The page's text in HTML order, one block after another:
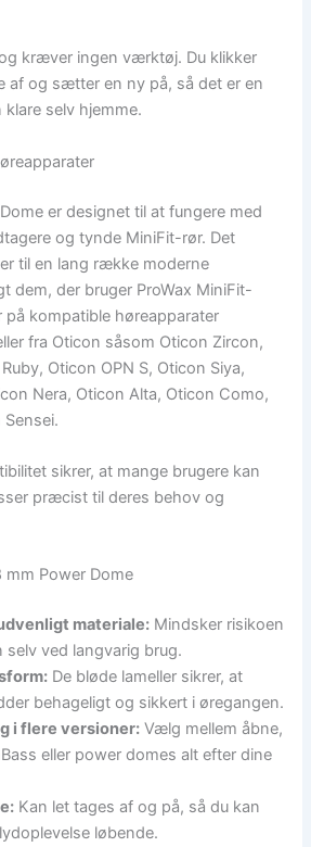
kræver ingen værktøj. Du klikker
af og sætter en ny på, så det er en
selv hjemme.
er designet til at fungere med
og tynde MiniFit-rør. Det
til en lang række moderne
dem, der bruger ProWax MiniFit-
på kompatible høreapparater
fra Oticon såsom Oticon Zircon,
Oticon OPN S, Oticon Siya,
Nera, Oticon Alta, Oticon Como,
sikrer, at mange brugere kan
præcist til deres behov og
mm Power Dome
materiale: Mindsker risikoen
selv ved langvarig brug.
De bløde lameller sikrer, at
behageligt og sikkert i øregangen.
i flere versioner: Vælg mellem åbne,
eller power domes alt efter dine
Kan let tages af og på, så du kan
løbende.